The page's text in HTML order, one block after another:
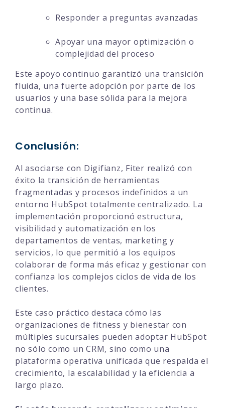
Responder a preguntas avanzadas
Apoyar una mayor optimización o
complejidad del proceso
Este apoyo continuo garantizó una transición
fluida, una fuerte adopción por parte de los
usuarios y una base sólida para la mejora
continua.
Conclusión:
Al asociarse con Digifianz, Fiter realizó con
éxito la transición de herramientas
fragmentadas y procesos indefinidos a un
entorno HubSpot totalmente centralizado. La
implementación proporcionó estructura,
visibilidad y automatización en los
departamentos de ventas, marketing y
servicios, lo que permitió a los equipos
colaborar de forma más eficaz y gestionar con
confianza los complejos ciclos de vida de los
clientes.
Este caso práctico destaca cómo las
organizaciones de fitness y bienestar con
múltiples sucursales pueden adoptar HubSpot
no sólo como un CRM, sino como una
plataforma operativa unificada que respalda el
crecimiento, la escalabilidad y la eficiencia a
largo plazo.